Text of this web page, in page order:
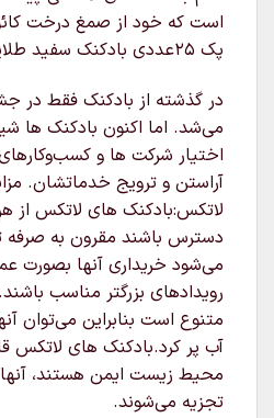
است که خود از صمغ درخت
پک 25عددی بادکنک سفید طلایی پولکی
در گذشته از بادکنک فقط در
می‌شد. اما اکنون بادکنک ها
اختیار شرکت ها و
آراستن و ترویج خدماتشان.
لاتکس:بادکنک های لاتکس از
دسترس باشند مقرون به صرفه
می‌شود خریداری آنها بصورت
رویدادهای بزرگتر مناسب
متنوع است بنابراین می‌توان
آب پر کرد.بادکنک های لاتکس
تجزیه می‌شوند.